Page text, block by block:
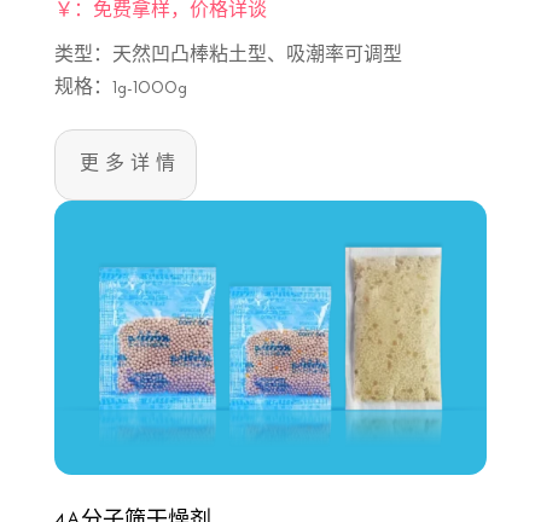
￥：免费拿样，价格详谈
类型：天然凹凸棒粘土型、吸潮率可调型
规格：1g-1000g
更多详情